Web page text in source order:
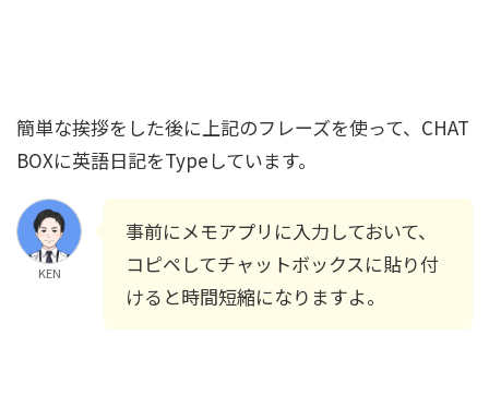
簡単な挨拶をした後に上記のフレーズを使って、CHAT
BOXに英語日記をTypeしています。
KEN
事前にメモアプリに入力しておいて、
コピペしてチャットボックスに貼り付
けると時間短縮になりますよ。